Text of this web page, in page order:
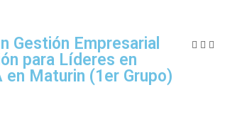
Gestión Empresarial
para Líderes en
en Maturin (1er Grupo)